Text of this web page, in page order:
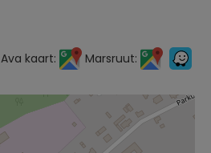
Ava kaart: Marsruut: